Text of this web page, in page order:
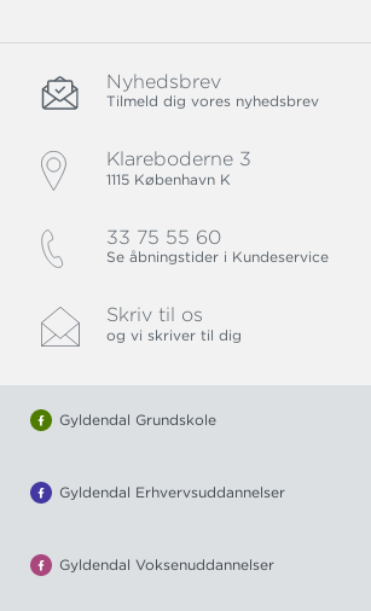
Nyhedsbrev
Tilmeld dig vores nyhedsbrev
Klareboderne 3
1115 København K
33 75 55 60
Se åbningstider i Kundeservice
Skriv til os
og vi skriver til dig
Gyldendal Grundskole
Gyldendal Erhvervsuddannelser
Gyldendal Voksenuddannelser